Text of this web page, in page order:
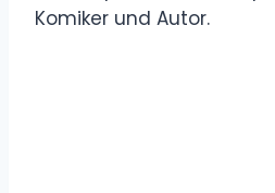
Komiker und Autor.